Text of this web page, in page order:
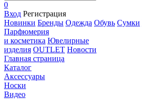
0
Вход Регистрация
Новинки Бренды Одежда Обувь Сумки
Парфюмерия
и косметика Ювелирные
изделия OUTLET Новости
Главная страница
Каталог
Аксессуары
Носки
Видео